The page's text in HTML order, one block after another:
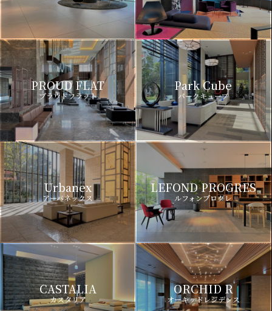
PROUD FLAT
プラウドフラット
Park Cube
パークキューブ
Urbanex
アーバネックス
LEFOND PROGRES
ルフォンプログレ
CASTALIA
カスタリア
ORCHID R
オーキッドレジデンス